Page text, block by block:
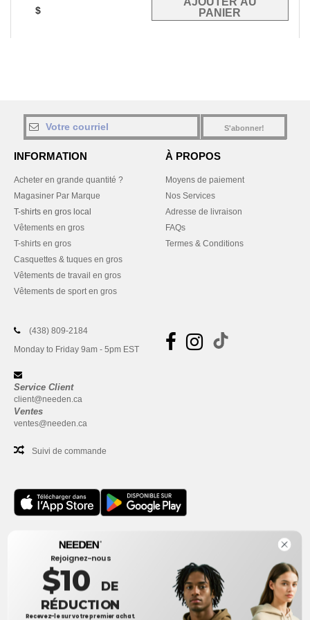
$
S'abonner!
INFORMATION
Acheter en grande quantité ?
Magasiner Par Marque
T-shirts en gros local
Vêtements en gros
T-shirts en gros
Casquettes & tuques en gros
Vêtements de travail en gros
Vêtements de sport en gros
À PROPOS
Moyens de paiement
Nos Services
Adresse de livraison
FAQs
Termes & Conditions
(438) 809-2184
Monday to Friday 9am - 5pm EST
Service Client
client@needen.ca
Ventes
ventes@needen.ca
Suivi de commande
Bureau
One Dundas Street West Suite 2500
Toronto, Ontario, M5G 1Z3
Ceci n'est PAS l'adresse de retour. Pour les retours, voir ici
Rejoignez-nous
$10 DE
RÉDUCTION
Recevez-le sur votre premier achat.